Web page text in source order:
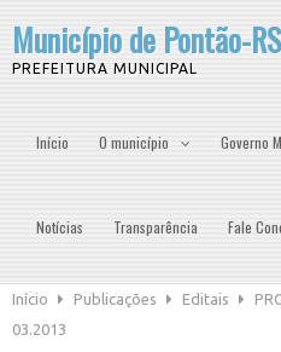
Município de Pontão-RS
PREFEITURA MUNICIPAL
Início O município Governo
Notícias Transparência Fale
Início Publicações Editais
03.2013